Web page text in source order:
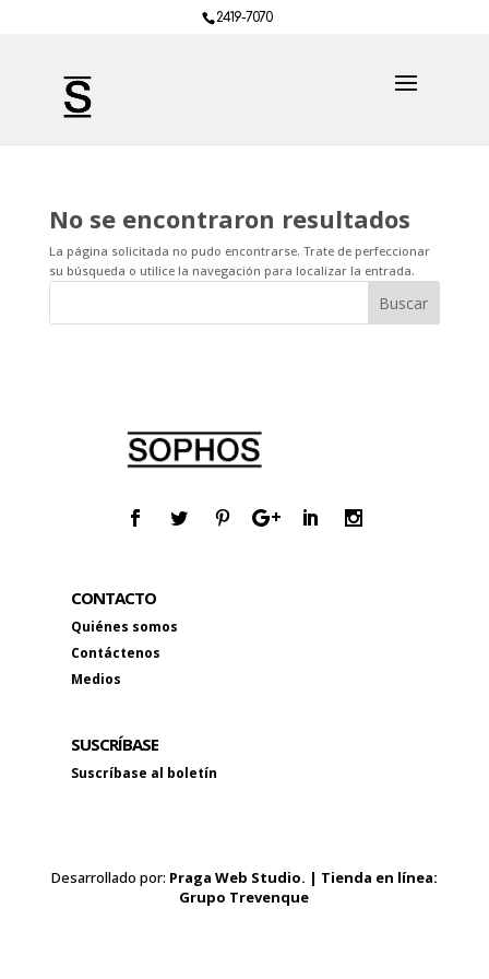
2419-7070
No se encontraron resultados
La página solicitada no pudo encontrarse. Trate de perfeccionar
su búsqueda o utilice la navegación para localizar la entrada.
CONTACTO
Quiénes somos
Contáctenos
Medios
SUSCRÍBASE
Suscríbase al boletín
Desarrollado por: Praga Web Studio. | Tienda en línea:
Grupo Trevenque